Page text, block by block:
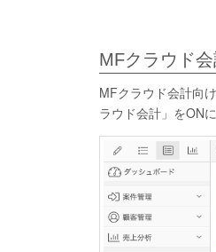
MFクラウド
MFクラウド会計向
ラウド会計」をON